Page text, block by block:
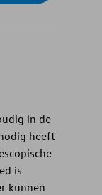
in de
heeft
is
kunnen